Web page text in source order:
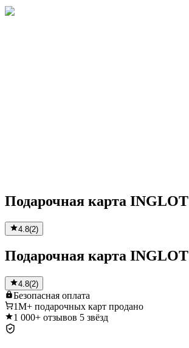
Подарочная карта INGLOT
4.8(2)
Подарочная карта INGLOT
4.8(2)
Безопасная оплата
1M+ подарочных карт продано
1 000+ отзывов 5 звёзд